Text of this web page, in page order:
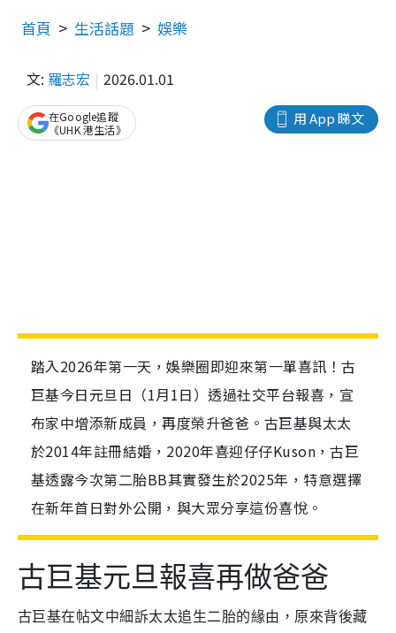
首頁 生活話題 娛樂
文: 羅志宏 2026.01.01
用 App 睇文
在Google追蹤
《UHK 港生活》
踏入2026年第一天，娛樂圈即迎來第一單喜訊！古
巨基今日元旦日（1月1日）透過社交平台報喜，宣
布家中增添新成員，再度榮升爸爸。古巨基與太太
於2014年註冊結婚，2020年喜迎仔仔Kuson，古巨
基透露今次第二胎BB其實發生於2025年，特意選擇
在新年首日對外公開，與大眾分享這份喜悅。
古巨基元旦報喜再做爸爸
古巨基在帖文中細訴太太追生二胎的緣由，原來背後藏